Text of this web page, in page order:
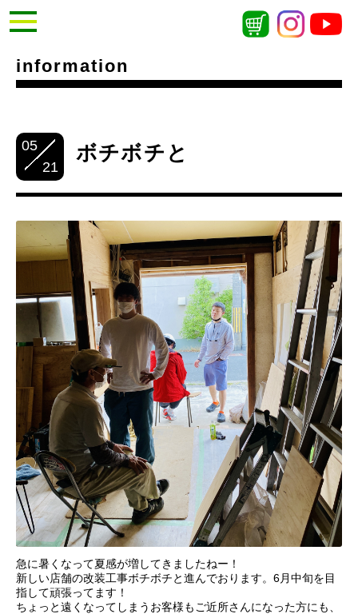
information
05
21
ボチボチと
急に暑くなって夏感が増してきましたねー！
新しい店舗の改装工事ボチボチと進んでおります。6月中旬を目
指して頑張ってます！
ちょっと遠くなってしまうお客様もご近所さんになった方にも、